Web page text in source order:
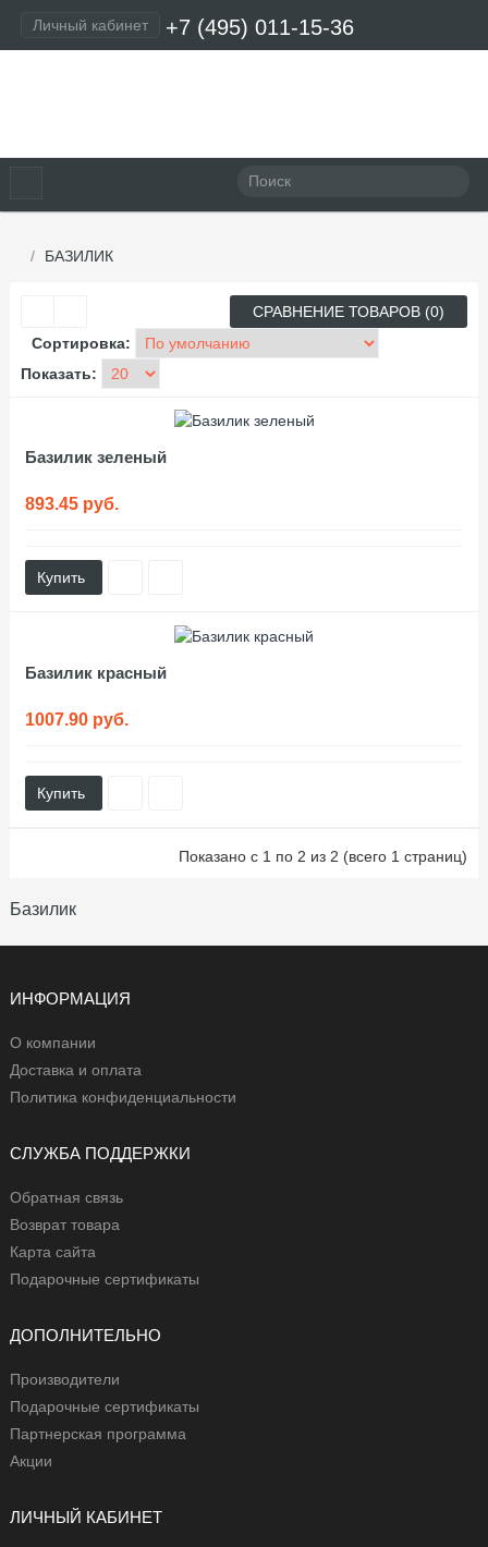
Личный кабинет +7 (495) 011-15-36
БАЗИЛИК
СРАВНЕНИЕ ТОВАРОВ (0)
Сортировка:
Показать:
Базилик зеленый
893.45 руб.
Купить
Базилик красный
1007.90 руб.
Купить
Показано с 1 по 2 из 2 (всего 1 страниц)
Базилик
ИНФОРМАЦИЯ
О компании
Доставка и оплата
Политика конфиденциальности
СЛУЖБА ПОДДЕРЖКИ
Обратная связь
Возврат товара
Карта сайта
Подарочные сертификаты
ДОПОЛНИТЕЛЬНО
Производители
Подарочные сертификаты
Партнерская программа
Акции
ЛИЧНЫЙ КАБИНЕТ